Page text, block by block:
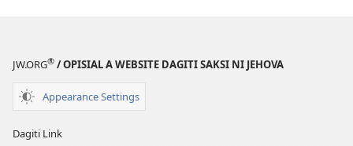
JW.ORG® / OPISIAL A WEBSITE DAGITI SAKSI NI JEHOVA
Appearance Settings
Dagiti Link